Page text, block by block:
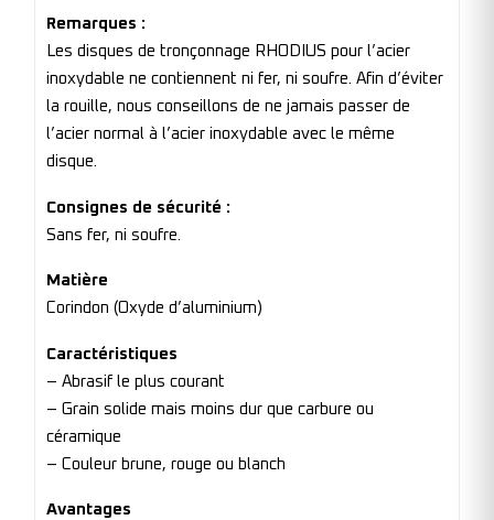
Remarques :
Les disques de tronçonnage RHODIUS pour l’acier
inoxydable ne contiennent ni fer, ni soufre. Afin d’éviter
la rouille, nous conseillons de ne jamais passer de
l’acier normal à l’acier inoxydable avec le même
disque.
Consignes de sécurité :
Sans fer, ni soufre.
Matière
Corindon (Oxyde d’aluminium)
Caractéristiques
– Abrasif le plus courant
– Grain solide mais moins dur que carbure ou
céramique
– Couleur brune, rouge ou blanch
Avantages